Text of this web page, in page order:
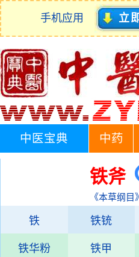
手机应用 立
中医宝典 中药
铁斧
《本草纲
铁 铁铳
铁华粉 铁甲